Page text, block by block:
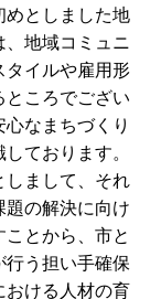
めとしました地
地域コミュニ
タイルや雇用形
ころでござい
なまちづくり
ております。
しまして、それ
の解決に向け
とから、市と
行う担い手確保
おける人材の育